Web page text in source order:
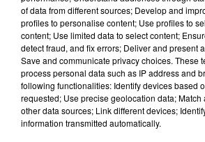
of data from different sources; Develop and
profiles to personalise content; Use profiles to
content; Use limited data to select content;
detect fraud, and fix errors; Deliver and present
Save and communicate privacy choices. These
process personal data such as IP address and
following functionalities: Identify devices based
requested; Use precise geolocation data;
other data sources; Link different devices;
information transmitted automatically.